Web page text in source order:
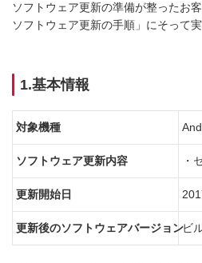
ソフトウェア更新の準備が整ったお
ソフトウェア更新の手順」にそって
1.基本情報
対象機種
ソフトウェア更新内容 ・
更新開始日
更新後のソフトウェアバージョンビ